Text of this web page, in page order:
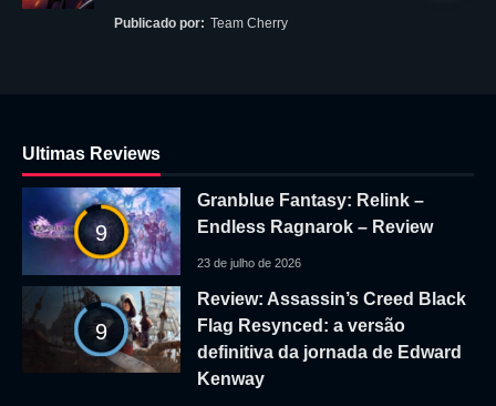
Publicado por: Team Cherry
Ultimas Reviews
9
Granblue Fantasy: Relink –
Endless Ragnarok – Review
23 de julho de 2026
9
Review: Assassin’s Creed Black
Flag Resynced: a versão
definitiva da jornada de Edward
Kenway